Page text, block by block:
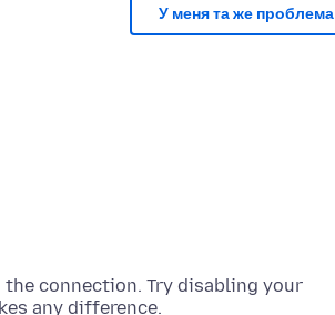
У меня та же проблема
connection. Try disabling your